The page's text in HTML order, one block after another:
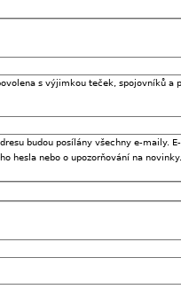
s výjimkou teček, spojovníků a
budou posílány všechny e-maily.
hesla nebo o upozorňování na novinky.